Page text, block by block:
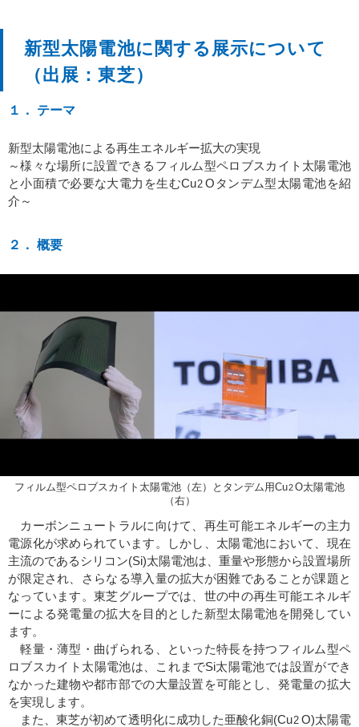
新型太陽電池に関する展示について
（出展：東芝）
１． テーマ
新型太陽電池による再生エネルギー拡大の実現
～様々な場所に設置できるフィルム型ペロブスカイト太陽電池
と小面積で必要な大電力を生むCu2 Oタンデム型太陽電池を紹
介～
２． 概要
フィルム型ペロブスカイト太陽電池（左）とタンデム用Cu2 O太陽電池
（右）
カーボンニュートラルに向けて、再生可能エネルギーの主力
電源化が求められています。しかし、太陽電池において、現在
主流のであるシリコン(Si)太陽電池は、重量や形態から設置場所
が限定され、さらなる導入量の拡大が困難であることが課題と
なっています。東芝グループでは、世の中の再生可能エネルギ
ーによる発電量の拡大を目的とした新型太陽電池を開発してい
ます。
軽量・薄型・曲げられる、といった特長を持つフィルム型ペ
ロブスカイト太陽電池は、これまでSi太陽電池では設置ができ
なかった建物や都市部での大量設置を可能とし、発電量の拡大
を実現します。
また、東芝が初めて透明化に成功した亜酸化銅(Cu2 O)太陽電